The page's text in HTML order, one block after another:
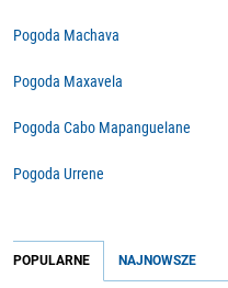
Pogoda Machava
Pogoda Maxavela
Pogoda Cabo Mapanguelane
Pogoda Urrene
POPULARNE NAJNOWSZE